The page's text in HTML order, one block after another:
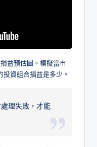
益預估圖。模擬當市
資組合損益是多少。
理失敗，才能